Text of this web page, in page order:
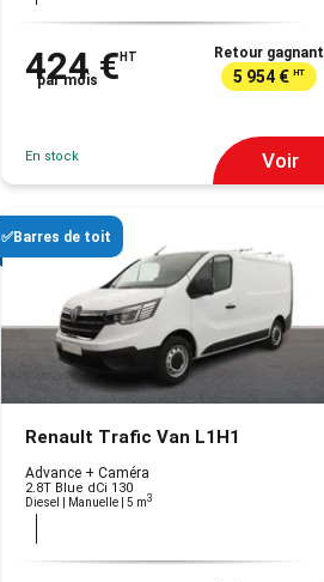
424 €HT
par mois
Retour gagnant
5 954 €HT
En stock Voir
✅Barres de toit
Renault Trafic Van L1H1
Advance + Caméra
2.8T Blue dCi 130
Diesel | Manuelle | 5 m3